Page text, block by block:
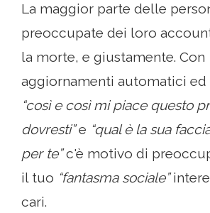
La maggior parte delle
preoccupate dei loro
la morte, e giustamente. Con
aggiornamenti automatici ed
“così e così mi piace questo
dovresti”e “qual è la sua
per te”c'è motivo di
il tuo “fantasma sociale”
cari.